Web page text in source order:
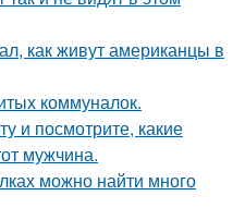
как живут американцы в
коммуналок.
и посмотрите, какие
мужчина.
можно найти много